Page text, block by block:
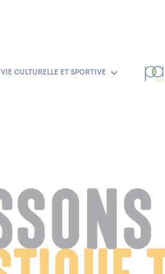
VIE CULTURELLE ET SPORTIVE